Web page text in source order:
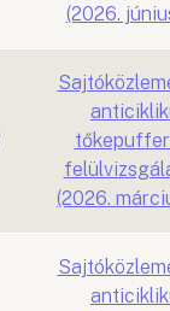
(2026.
(2026.